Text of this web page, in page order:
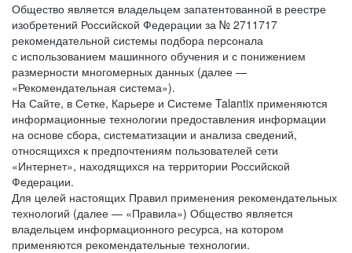
Общество является владельцем запатентованной в реестре
изобретений Российской Федерации за № 2711717
рекомендательной системы подбора персонала
с использованием машинного обучения и с понижением
размерности многомерных данных (далее —
«Рекомендательная система»).
На Сайте, в Сетке, Карьере и Системе Talantix применяются
информационные технологии предоставления информации
на основе сбора, систематизации и анализа сведений,
относящихся к предпочтениям пользователей сети
«Интернет», находящихся на территории Российской
Федерации.
Для целей настоящих Правил применения рекомендательных
технологий (далее — «Правила») Общество является
владельцем информационного ресурса, на котором
применяются рекомендательные технологии.